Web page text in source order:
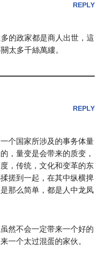
REPLY
的政家都是商人出世，這
太多千絲萬縷。
REPLY
个国家所涉及的事务体量
，量变是会带来的质变，
，传统，文化和变革的东
搓到一起，在其中纵横捭
那么简单，都是人中龙凤
然不会一定带来一个好的
一个太过混蛋的家伙。